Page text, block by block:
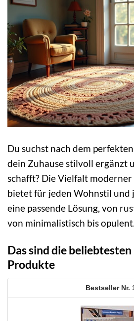
Du suchst nach dem
dein Zuhause stilvoll ergänzt
schafft? Die Vielfalt moderner
bietet für jeden Wohnstil und
eine passende Lösung, von
von minimalistisch bis opulent.
Das sind die
Produkte